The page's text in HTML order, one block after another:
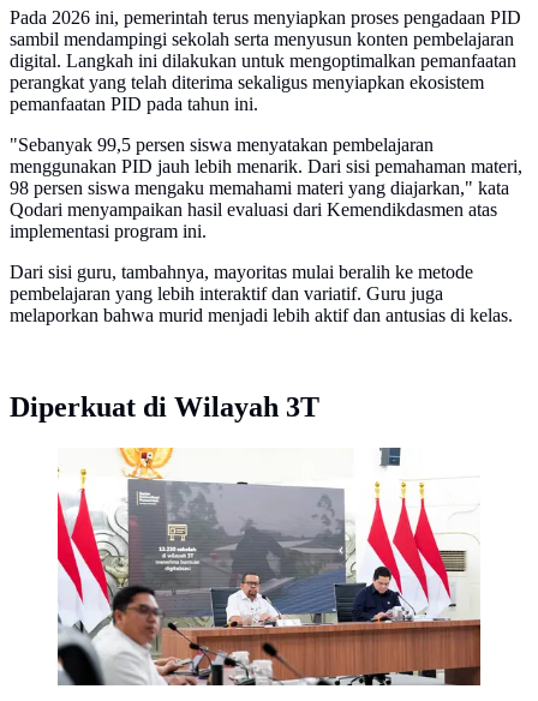
Pada 2026 ini, pemerintah terus menyiapkan proses pengadaan PID
sambil mendampingi sekolah serta menyusun konten pembelajaran
digital. Langkah ini dilakukan untuk mengoptimalkan pemanfaatan
perangkat yang telah diterima sekaligus menyiapkan ekosistem
pemanfaatan PID pada tahun ini.
"Sebanyak 99,5 persen siswa menyatakan pembelajaran
menggunakan PID jauh lebih menarik. Dari sisi pemahaman materi,
98 persen siswa mengaku memahami materi yang diajarkan," kata
Qodari menyampaikan hasil evaluasi dari Kemendikdasmen atas
implementasi program ini.
Dari sisi guru, tambahnya, mayoritas mulai beralih ke metode
pembelajaran yang lebih interaktif dan variatif. Guru juga
melaporkan bahwa murid menjadi lebih aktif dan antusias di kelas.
Diperkuat di Wilayah 3T
Kepala Badan Komunikasi (Bakom RI), Muhammad
Qodari dalam konferensi pers Program Hasil Terbaik
Cepat (PHTC) di Kantor Bakom, Jakarta, Kamis
(2/7/2026). (Dok. Istimewa)